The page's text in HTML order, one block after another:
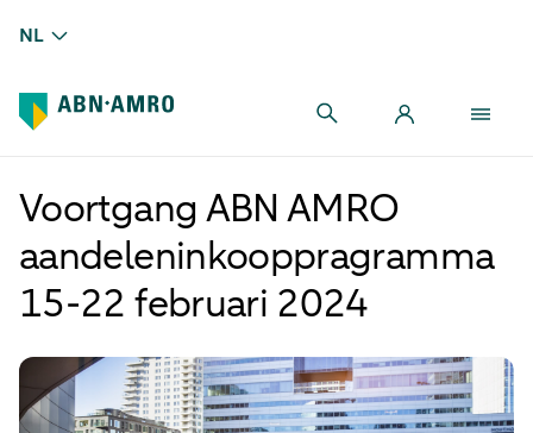
NL
Voortgang ABN AMRO
aandeleninkooppragramma
15-22 februari 2024